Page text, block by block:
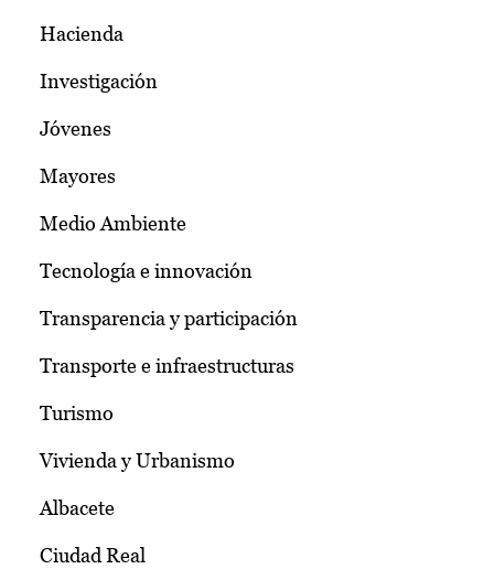
Hacienda
Investigación
Jóvenes
Mayores
Medio Ambiente
Tecnología e innovación
Transparencia y participación
Transporte e infraestructuras
Turismo
Vivienda y Urbanismo
Albacete
Ciudad Real